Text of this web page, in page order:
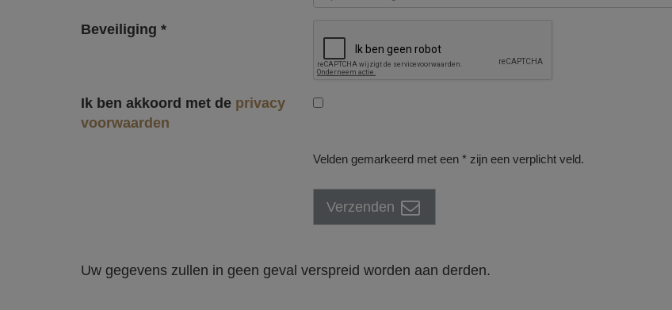
Beveiliging *
Ik ben akkoord met de privacy
voorwaarden
Velden gemarkeerd met een * zijn een verplicht veld.
Verzenden
Uw gegevens zullen in geen geval verspreid worden aan derden.